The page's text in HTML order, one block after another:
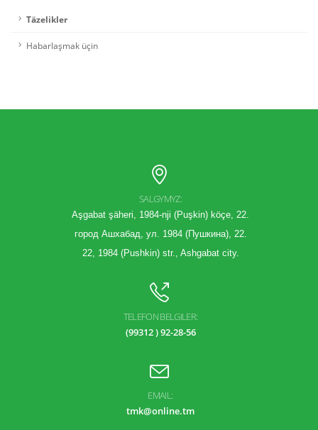
Täzelikler
Habarlaşmak üçin
SALGYMYZ:
Aşgabat şäheri, 1984-nji (Puşkin) köçe, 22.
город Ашхабад, ул. 1984 (Пушкина), 22.
22, 1984 (Pushkin) str., Ashgabat city.
TELEFON BELGILER:
(99312 ) 92-28-56
EMAIL:
tmk@online.tm